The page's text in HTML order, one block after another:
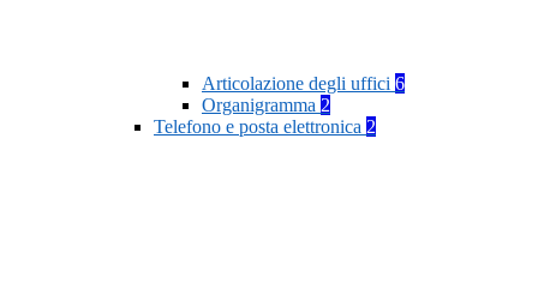
Articolazione degli uffici 6
Organigramma 2
Telefono e posta elettronica 2